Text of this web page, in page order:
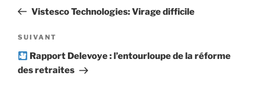
l’article
précédent
Vistesco Technologies: Virage difficile
Article
suivant
SUIVANT
Rapport Delevoye : l’entourloupe de la réforme
des retraites